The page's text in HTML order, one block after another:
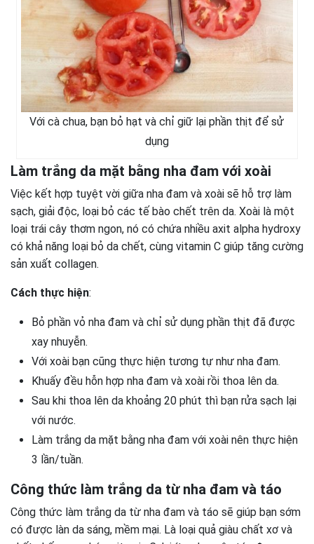
Với cà chua, bạn bỏ hạt và chỉ giữ lại phần thịt để sử
dụng
Làm trắng da mặt bằng nha đam với xoài
Việc kết hợp tuyệt vời giữa nha đam và xoài sẽ hỗ trợ làm
sạch, giải độc, loại bỏ các tế bào chết trên da. Xoài là một
loại trái cây thơm ngon, nó có chứa nhiều axit alpha hydroxy
có khả năng loại bỏ da chết, cùng vitamin C giúp tăng cường
sản xuất collagen.
Cách thực hiện:
Bỏ phần vỏ nha đam và chỉ sử dụng phần thịt đã được
xay nhuyễn.
Với xoài bạn cũng thực hiện tương tự như nha đam.
Khuấy đều hỗn hợp nha đam và xoài rồi thoa lên da.
Sau khi thoa lên da khoảng 20 phút thì bạn rửa sạch lại
với nước.
Làm trắng da mặt bằng nha đam với xoài nên thực hiện
3 lần/tuần.
Công thức làm trắng da từ nha đam và táo
Công thức làm trắng da từ nha đam và táo sẽ giúp bạn sớm
có được làn da sáng, mềm mại. Là loại quả giàu chất xơ và